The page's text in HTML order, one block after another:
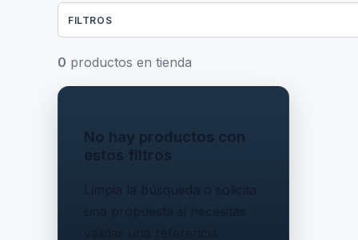
FILTROS
0 productos en tienda
No hay productos con
estos filtros